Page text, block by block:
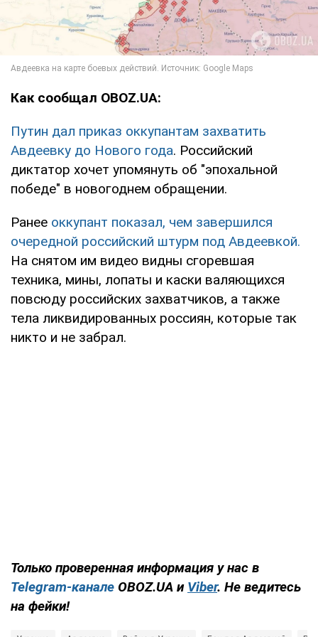
Как сообщал OBOZ.UA:
Путин дал приказ оккупантам захватить
Авдеевку до Нового года. Российский
диктатор хочет упомянуть об "эпохальной
победе" в новогоднем обращении.
Ранее оккупант показал, чем завершился
очередной российский штурм под Авдеевкой.
На снятом им видео видны сгоревшая
техника, мины, лопаты и каски валяющихся
повсюду российских захватчиков, а также
тела ликвидированных россиян, которые так
никто и не забрал.
Только проверенная информация у нас в
Telegram-канале OBOZ.UA и Viber. Не ведитесь
на фейки!